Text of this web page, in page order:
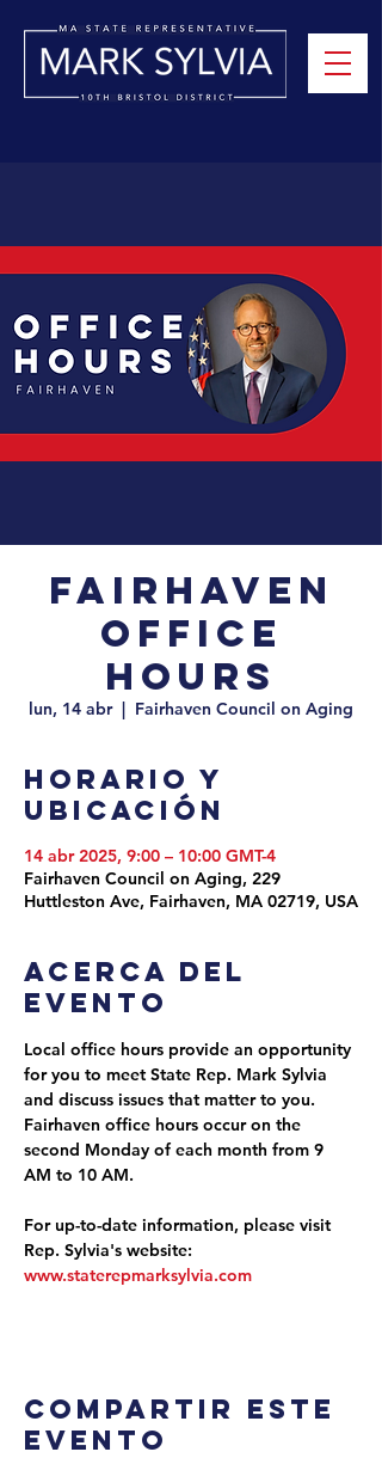
Fairhaven
Office
Hours
lun, 14 abr
  |
Fairhaven Council on Aging
Horario y
ubicación
14 abr 2025, 9:00 – 10:00 GMT-4
Fairhaven Council on Aging, 229
Huttleston Ave, Fairhaven, MA 02719, USA
Acerca del
evento
Local office hours provide an opportunity
for you to meet State Rep. Mark Sylvia
and discuss issues that matter to you.
Fairhaven office hours occur on the
second Monday of each month from 9
AM to 10 AM.
For up-to-date information, please visit
Rep. Sylvia's website:
www.staterepmarksylvia.com
Compartir este
evento